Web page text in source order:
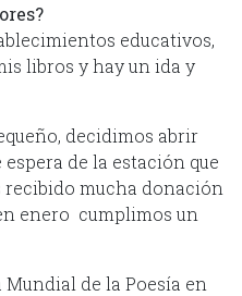
educativos,
libros y hay un ida y
decidimos abrir
de la estación que
recibido mucha donación
enero cumplimos un
de la Poesía en